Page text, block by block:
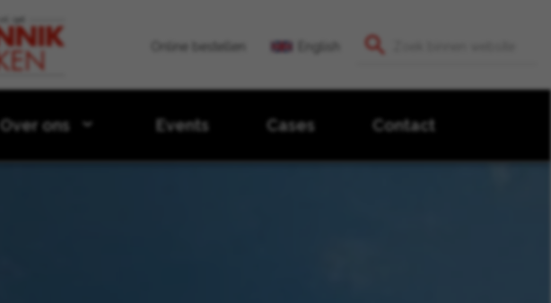
Over ons Events Cases Contact
Online bestellen